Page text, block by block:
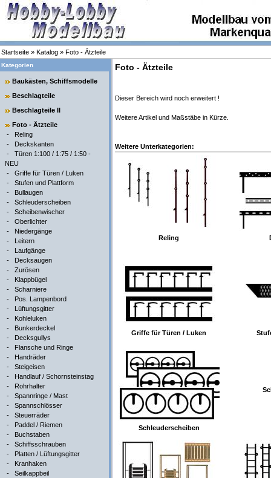
Startseite » Katalog » Foto - Ätzteile
Kategorien
Baukästen, Schiffsmodelle
Beschlagteile
Beschlagteile II
Foto - Ätzteile
- Reling
- Deckskanten
- Türen 1:100 / 1:75 / 1:50 -
NEU
- Griffe für Türen / Luken
- Stufen und Plattform
- Bullaugen
- Schleuderscheiben
- Scheibenwischer
- Oberlichter
- Niedergänge
- Leitern
- Laufgänge
- Decksaugen
- Zurösen
- Klappbügel
- Scharniere
- Pos. Lampenbord
- Lüftungsgitter
- Kohleluken
- Bunkerdeckel
- Decksgullys
- Flansche und Ringe
- Handräder
- Steigeisen
- Handlauf / Schornsteinstag
- Rohrhalter
- Spannringe / Mast
- Spannschlösser
- Steuerräder
- Paddel / Riemen
- Buchstaben
- Schiffsschrauben
- Platten / Lüftungsgitter
- Kranhaken
- Seilkappbeil
Foto - Ätzteile
Dieser Bereich wird noch erweitert !
Weitere Artikel und Maßstäbe in Kürze.
Weitere Unterkategorien:
Reling
Griffe für Türen / Luken
Schleuderscheiben